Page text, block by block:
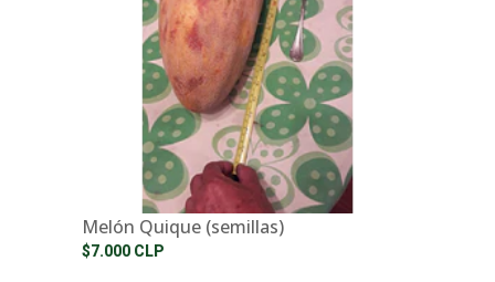
Melón Quique (semillas)
$7.000 CLP